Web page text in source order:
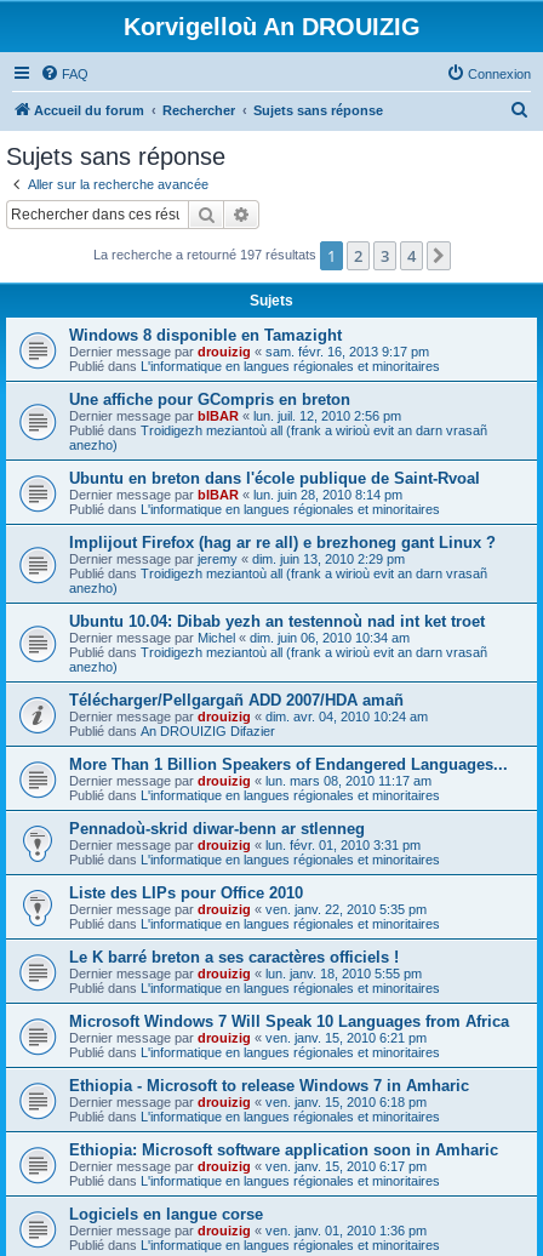
Korvigelloù An DROUIZIG
FAQ Connexion
Accueil du forum Rechercher Sujets sans réponse
c
Sujets sans réponse
Aller sur la recherche avancée
Rechercher
La recherche a retourné 197 résultats 1 2 3 4
Sujets
Windows 8 disponible en Tamazight
Dernier message par drouizig « sam. févr. 16, 2013 9:17 pm
Publié dans L'informatique en langues régionales et minoritaires
Une affiche pour GCompris en breton
Dernier message par bIBAR « lun. juil. 12, 2010 2:56 pm
Publié dans Troidigezh meziantoù all (frank a wirioù evit an darn vrasañ
anezho)
Ubuntu en breton dans l'école publique de Saint-Rvoal
Dernier message par bIBAR « lun. juin 28, 2010 8:14 pm
Publié dans L'informatique en langues régionales et minoritaires
Implijout Firefox (hag ar re all) e brezhoneg gant Linux ?
Dernier message par jeremy « dim. juin 13, 2010 2:29 pm
Publié dans Troidigezh meziantoù all (frank a wirioù evit an darn vrasañ
anezho)
Ubuntu 10.04: Dibab yezh an testennoù nad int ket troet
Dernier message par Michel « dim. juin 06, 2010 10:34 am
Publié dans Troidigezh meziantoù all (frank a wirioù evit an darn vrasañ
anezho)
Télécharger/Pellgargañ ADD 2007/HDA amañ
Dernier message par drouizig « dim. avr. 04, 2010 10:24 am
Publié dans An DROUIZIG Difazier
More Than 1 Billion Speakers of Endangered Languages...
Dernier message par drouizig « lun. mars 08, 2010 11:17 am
Publié dans L'informatique en langues régionales et minoritaires
Pennadoù-skrid diwar-benn ar stlenneg
Dernier message par drouizig « lun. févr. 01, 2010 3:31 pm
Publié dans L'informatique en langues régionales et minoritaires
Liste des LIPs pour Office 2010
Dernier message par drouizig « ven. janv. 22, 2010 5:35 pm
Publié dans L'informatique en langues régionales et minoritaires
Le K barré breton a ses caractères officiels !
Dernier message par drouizig « lun. janv. 18, 2010 5:55 pm
Publié dans L'informatique en langues régionales et minoritaires
Microsoft Windows 7 Will Speak 10 Languages from Africa
Dernier message par drouizig « ven. janv. 15, 2010 6:21 pm
Publié dans L'informatique en langues régionales et minoritaires
Ethiopia - Microsoft to release Windows 7 in Amharic
Dernier message par drouizig « ven. janv. 15, 2010 6:18 pm
Publié dans L'informatique en langues régionales et minoritaires
Ethiopia: Microsoft software application soon in Amharic
Dernier message par drouizig « ven. janv. 15, 2010 6:17 pm
Publié dans L'informatique en langues régionales et minoritaires
Logiciels en langue corse
Dernier message par drouizig « ven. janv. 01, 2010 1:36 pm
Publié dans L'informatique en langues régionales et minoritaires